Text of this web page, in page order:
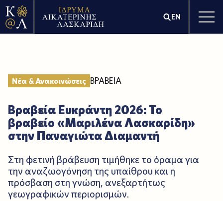
EN
Νέα & Ανακοινώσεις ΒΡΑΒΕΙΑ
Βραβεία Ευκράντη 2026: Το
βραβείο «Μαριλένα Λασκαρίδη»
στην Παναγιώτα Διαμαντή
Στη φετινή βράβευση τιμήθηκε το όραμα για
την αναζωογόνηση της υπαίθρου και η
πρόσβαση στη γνώση, ανεξαρτήτως
γεωγραφικών περιορισμών.